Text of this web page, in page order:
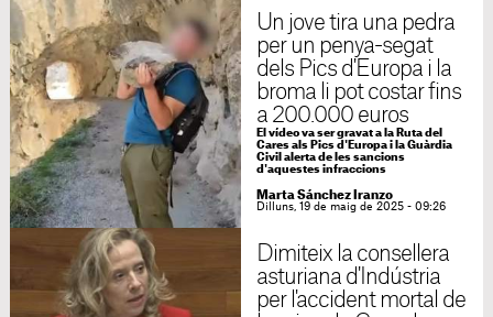
Un jove tira una pedra
per un penya-segat
dels Pics d'Europa i la
broma li pot costar fins
a 200.000 euros
El vídeo va ser gravat a la Ruta del
Cares als Pics d'Europa i la Guàrdia
Civil alerta de les sancions
d'aquestes infraccions
Marta Sánchez Iranzo
Dilluns, 19 de maig de 2025 - 09:26
Dimiteix la consellera
asturiana d'Indústria
per l'accident mortal de